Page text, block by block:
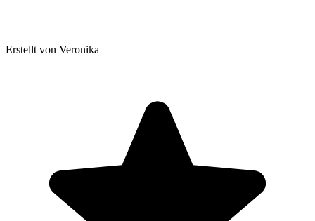
Erstellt von Veronika